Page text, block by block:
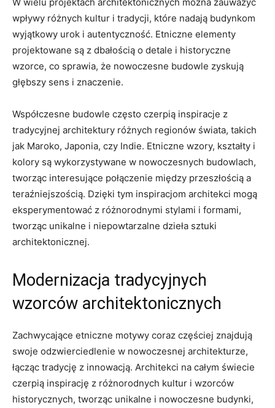
wpływy różnych kultur i tradycji, które nadają budynkom
wyjątkowy ⁤urok i autentyczność. Etniczne ‌elementy
⁤projektowane‌ są z dbałością ⁣o detale ⁤i historyczne
wzorce, co sprawia, że nowoczesne ⁢budowle⁤ zyskują
głębszy sens i znaczenie.
Współczesne budowle często czerpią inspiracje z
tradycyjnej architektury różnych regionów świata, ‍takich
jak Maroko,​ Japonia, ‍czy Indie. Etniczne wzory, kształty i
kolory są wykorzystywane w nowoczesnych budowlach,
tworząc interesujące⁤ połączenie między przeszłością​ a
⁣teraźniejszością. Dzięki tym inspiracjom architekci mogą‌
eksperymentować z różnorodnymi stylami ⁢i formami,
tworząc unikalne i niepowtarzalne dzieła sztuki
architektonicznej.
Modernizacja tradycyjnych
wzorców architektonicznych
Zachwycające​ etniczne motywy coraz częściej znajdują
⁤swoje​ odzwierciedlenie w nowoczesnej architekturze,​
łącząc tradycję z innowacją. ​Architekci‍ na całym świecie
czerpią inspirację‍ z różnorodnych kultur i ⁢wzorców
historycznych, tworząc unikalne i nowoczesne ⁤budynki,